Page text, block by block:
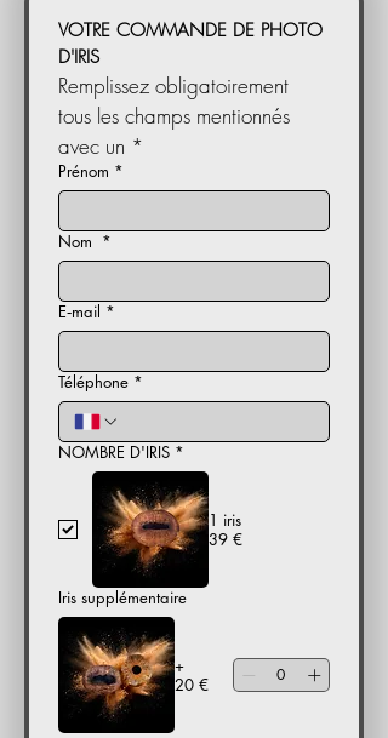
VOTRE COMMANDE DE PHOTO
D'IRIS
Remplissez obligatoirement
tous les champs mentionnés
avec un *
Prénom *
Nom *
E‑mail *
Téléphone *
NOMBRE D'IRIS *
1 iris
39 €
Iris supplémentaire
+
20 €